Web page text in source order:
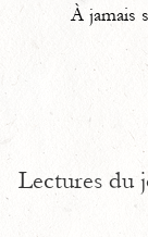
À jamais
Lectures du